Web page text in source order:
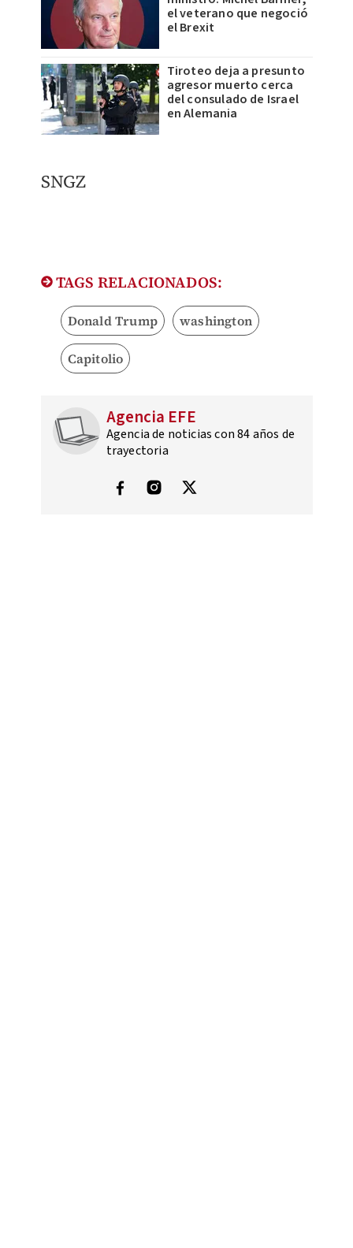
el veterano que negoció
el Brexit
Tiroteo deja a presunto
agresor muerto cerca
del consulado de Israel
en Alemania
SNGZ
TAGS RELACIONADOS:
Donald Trump washington
Capitolio
Agencia EFE
Agencia de noticias con 84 años de
trayectoria